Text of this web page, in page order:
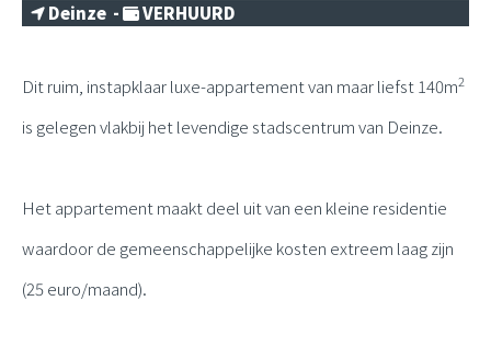
Deinze - VERHUURD
Dit ruim, instapklaar luxe-appartement van maar liefst 140m2
is gelegen vlakbij het levendige stadscentrum van Deinze.
Het appartement maakt deel uit van een kleine residentie
waardoor de gemeenschappelijke kosten extreem laag zijn
(25 euro/maand).